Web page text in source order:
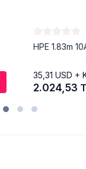
HPE 1.83m
35,31 USD +
2.024,53